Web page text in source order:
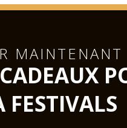
MAINTENANT
FESTIVALS